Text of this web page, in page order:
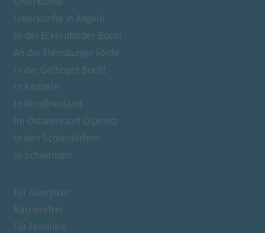
Unterkünfte in Angeln
In der Eckernförder Bucht
An der Flensburger Förde
In der Geltinger Bucht
In Kappeln
In Nordfriesland
Im Ostseeresort Olpenitz
In den Schleidörfern
In Schwansen
Für Allergiker
Barrierefrei
Für Familien